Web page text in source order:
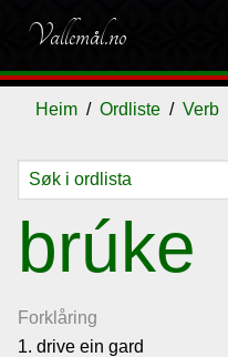
Vallemål.no
Heim Ordliste Verb
brúke
Forklåring
1. drive ein gard
Ordliste
Om
vallemålet